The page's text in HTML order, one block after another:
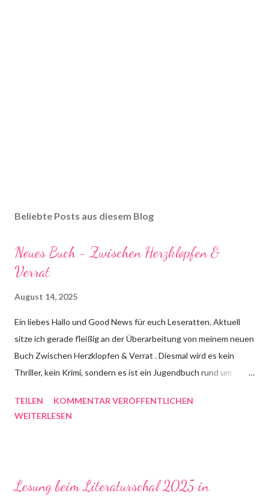
Beliebte Posts aus diesem Blog
Neues Buch - Zwischen Herzklopfen &
Verrat
August 14, 2025
Ein liebes Hallo und Good News für euch Leseratten. Aktuell
sitze ich gerade fleißig an der Überarbeitung von meinem neuen
Buch Zwischen Herzklopfen & Verrat . Diesmal wird es kein
Thriller, kein Krimi, sondern es ist ein Jugendbuch rund um
Genauer gesagt geht es um die 16 jährige Steffi aus Hamburg,
plötzlich wird eine Lawine losgelöst, die alles mit sich reißt. Bald
TEILEN
KOMMENTAR VERÖFFENTLICHEN
WEITERLESEN
Lesung beim Literaturschal 2025 in